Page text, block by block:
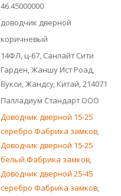
46.45000000
доводчик дверной
коричневый
14ФЛ, ц-67, Санлайт Сити
Гарден, Жаншу Ист Роад,
Вукси, Жандсу, Китай, 214071
Палладиум Стандарт ООО
Доводчик дверной 15-25
серебро Фабрика замков,
Доводчик дверной 15-25
белый Фабрика замков,
Доводчик дверной 25-45
серебро Фабрика замков,